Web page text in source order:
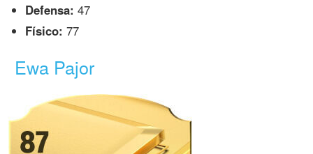
Defensa: 47
Físico: 77
Ewa Pajor